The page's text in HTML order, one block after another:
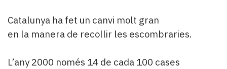
Catalunya ha fet un canvi molt gran
en la manera de recollir les escombraries.
L’any 2000 només 14 de cada 100 cases